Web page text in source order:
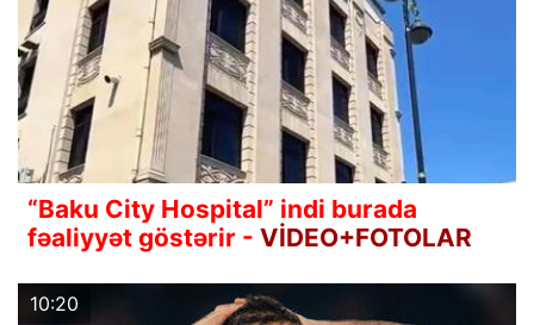
“Baku City Hospital” indi burada
fəaliyyət göstərir - VİDEO+FOTOLAR
10:20